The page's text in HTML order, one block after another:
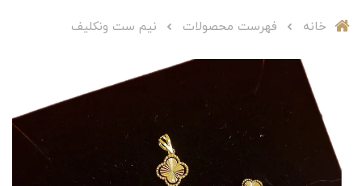
خانه فهرست محصولات نیم ست ونکلیف